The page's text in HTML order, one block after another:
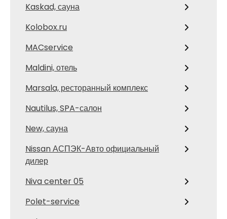
Kaskad, сауна
Kolobox.ru
MACservice
Maldini, отель
Marsala, ресторанный комплекс
Nautilus, SPA-салон
New, сауна
Nissan АСПЭК-Авто официальный
дилер
Niva center 05
Polet-service